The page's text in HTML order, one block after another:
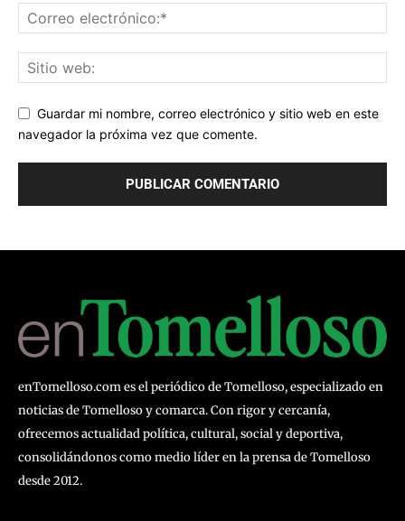
Guardar mi nombre, correo electrónico y sitio web en este
navegador la próxima vez que comente.
enTomelloso.com es el periódico de Tomelloso, especializado en
noticias de Tomelloso y comarca. Con rigor y cercanía,
ofrecemos actualidad política, cultural, social y deportiva,
consolidándonos como medio líder en la prensa de Tomelloso
desde 2012.